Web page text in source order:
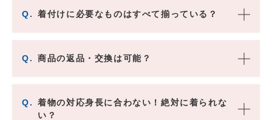
Q. 着付けに必要なものはすべて揃っている？
Q. 商品の返品・交換は可能？
Q.
着物の対応身長に合わない！絶対に着られな
い？